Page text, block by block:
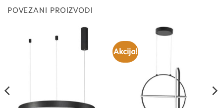
POVEZANI PROIZVODI
Akcija!